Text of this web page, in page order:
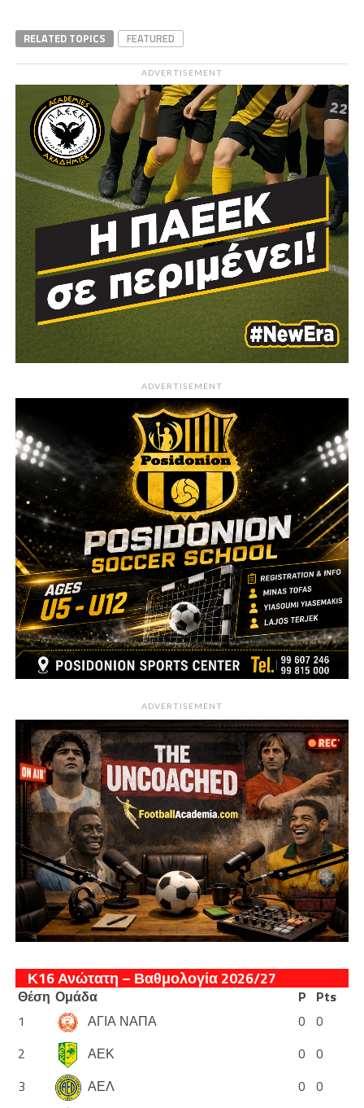
RELATED TOPICS FEATURED
ADVERTISEMENT
ADVERTISEMENT
ADVERTISEMENT
Κ16 Ανώτατη – Βαθμολογία 2026/27
Θέση Ομάδα P Pts
1
ΑΓΙΑ ΝΑΠΑ 0 0
2
ΑΕΚ 0 0
3
ΑΕΛ 0 0